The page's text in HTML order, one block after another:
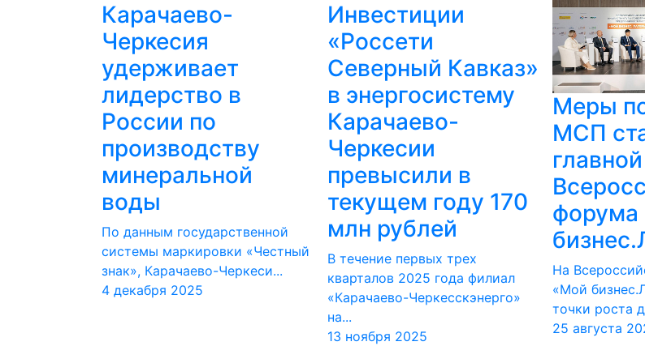
Карачаево-
Черкесия
удерживает
лидерство в
России по
производству
минеральной
воды
По данным государственной
системы маркировки «Честный
знак», Карачаево-Черкеси...
4 декабря 2025
Инвестиции
«Россети
Северный Кавказ»
в энергосистему
Карачаево-
Черкесии
превысили в
текущем году 170
млн рублей
В течение первых трех
кварталов 2025 года филиал
«Карачаево-Черкесскэнерго»
на...
13 ноября 2025
Меры
МСП
На
«Мой
точки роста
25 августа